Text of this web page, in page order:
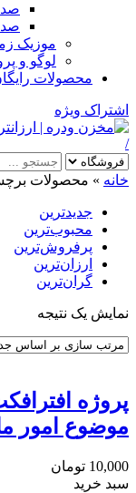
موزیک
لوگو و
محصولات
اشتراک ویژه
/
خانه » محصولات
جدیدترین
محبوب‌ترین
پرفروش‌ترین
ارزان‌ترین
گران‌ترین
نمایش یک نتیجه
پروژه
موضوع امور
10,000 تومان
سبد خرید